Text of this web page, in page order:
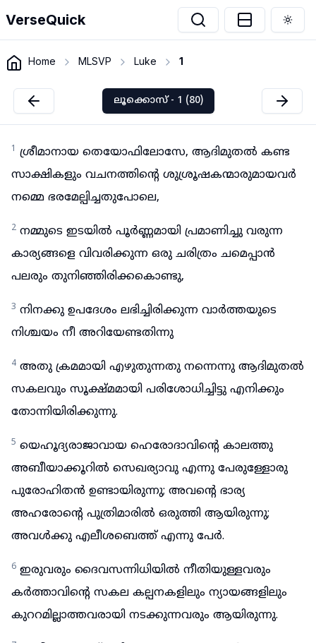
VerseQuick
Home MLSVP Luke 1
ലൂക്കൊസ് - 1 (80)
1 ശ്രീമാനായ തെയോഫിലോസേ, ആദിമുതൽ കണ്ട
സാക്ഷികളും വചനത്തിന്റെ ശുശ്രൂഷകന്മാരുമായവർ
നമ്മെ ഭരമേല്പിച്ചതുപോലെ,
2 നമ്മുടെ ഇടയിൽ പൂർണ്ണമായി പ്രമാണിച്ചു വരുന്ന
കാര്യങ്ങളെ വിവരിക്കുന്ന ഒരു ചരിത്രം ചമെപ്പാൻ
പലരും തുനിഞ്ഞിരിക്കകൊണ്ടു,
3 നിനക്കു ഉപദേശം ലഭിച്ചിരിക്കുന്ന വാർത്തയുടെ
നിശ്ചയം നീ അറിയേണ്ടതിന്നു
4 അതു ക്രമമായി എഴുതുന്നതു നന്നെന്നു ആദിമുതൽ
സകലവും സൂക്ഷ്മമായി പരിശോധിച്ചിട്ടു എനിക്കും
തോന്നിയിരിക്കുന്നു.
5 യെഹൂദ്യരാജാവായ ഹെരോദാവിന്റെ കാലത്തു
അബീയാക്കൂറിൽ സെഖര്യാവു എന്നു പേരുള്ളോരു
പുരോഹിതൻ ഉണ്ടായിരുന്നു; അവന്റെ ഭാര്യ
അഹരോന്റെ പുത്രിമാരിൽ ഒരുത്തി ആയിരുന്നു;
അവൾക്കു എലീശബെത്ത് എന്നു പേർ.
6 ഇരുവരും ദൈവസന്നിധിയിൽ നീതിയുള്ളവരും
കർത്താവിന്റെ സകല കല്പനകളിലും ന്യായങ്ങളിലും
കുററമില്ലാത്തവരായി നടക്കുന്നവരും ആയിരുന്നു.